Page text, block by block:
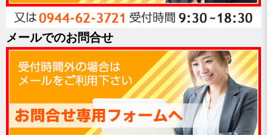
メールでのお問合せ